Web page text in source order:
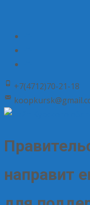
+7(4712)70-21-18
направит